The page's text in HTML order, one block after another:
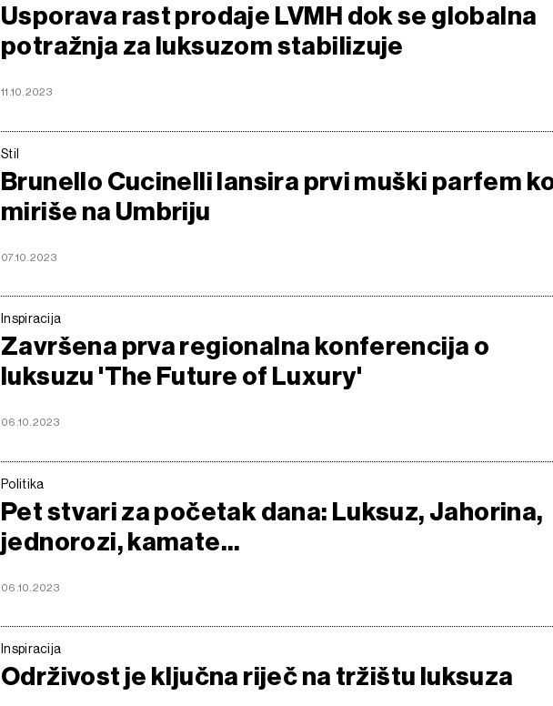
Usporava rast prodaje LVMH dok se globalna
potražnja za luksuzom stabilizuje
11.10.2023
Stil
Brunello Cucinelli lansira prvi muški parfem
miriše na Umbriju
07.10.2023
Inspiracija
Završena prva regionalna konferencija o
luksuzu 'The Future of Luxury'
06.10.2023
Politika
Pet stvari za početak dana: Luksuz, Jahorina,
jednorozi, kamate...
06.10.2023
Inspiracija
Održivost je ključna riječ na tržištu luksuza